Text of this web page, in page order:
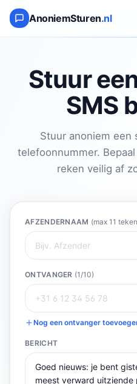
AnoniemSturen.nl
Stuur
SMS
Stuur anoniem een
telefoonnummer.
reken veilig af
AFZENDERNAAM (max 11
ONTVANGER (1/10)
Nog een ontvanger
BERICHT